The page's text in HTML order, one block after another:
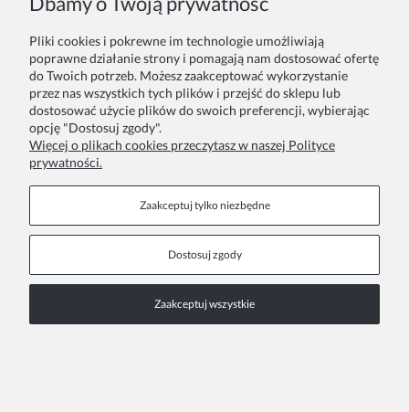
Elegancka sukienka Oktavia dla dziewczynki biel
194,00 zł
Pliki cookies i pokrewne im technologie umożliwiają
poprawne działanie strony i pomagają nam dostosować ofertę
do Twoich potrzeb. Możesz zaakceptować wykorzystanie
przez nas wszystkich tych plików i przejść do sklepu lub
dostosować użycie plików do swoich preferencji, wybierając
opcję "Dostosuj zgody".
Więcej o plikach cookies przeczytasz w naszej Polityce
prywatności.
Zaakceptuj tylko niezbędne
Dostosuj zgody
Zaakceptuj wszystkie